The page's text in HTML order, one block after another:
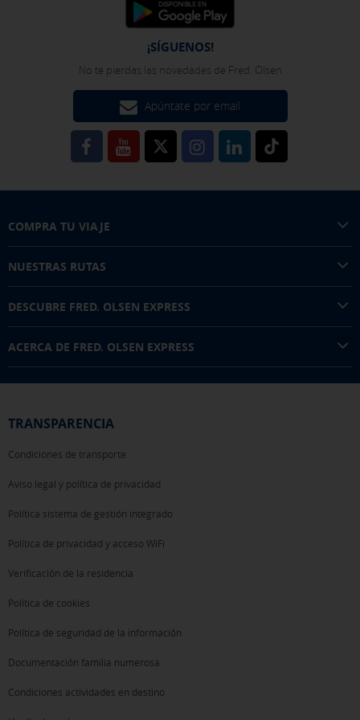
¡SÍGUENOS!
No te pierdas las novedades de Fred. Olsen
Apúntate por email
COMPRA TU VIAJE
NUESTRAS RUTAS
DESCUBRE FRED. OLSEN EXPRESS
ACERCA DE FRED. OLSEN EXPRESS
TRANSPARENCIA
Condiciones de transporte
Aviso legal y política de privacidad
Política sistema de gestión integrado
Política de privacidad y acceso WiFi
Verificación de la residencia
Política de cookies
Política de seguridad de la información
Documentación familia numerosa
Condiciones actividades en destino
Pulsa aquí para desactivar las cookies opcionales
Puedes volver a configurar tus cookies desde la sección "Política de